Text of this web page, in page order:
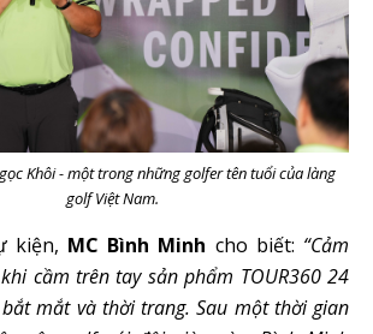
Khôi - một trong những golfer tên tuổi của làng
golf Việt Nam.
kiện, MC Bình Minh cho biết: “Cảm
cầm trên tay sản phẩm TOUR360 24
mắt và thời trang. Sau một thời gian